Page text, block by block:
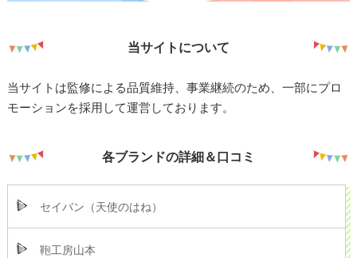
当サイトについて
当サイトは監修による品質維持、事業継続のため、一部にプロ
モーションを採用して運営しております。
各ブランドの詳細＆口コミ
セイバン（天使のはね）
鞄工房山本